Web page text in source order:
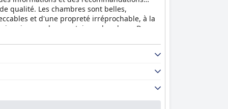
qualité. Les chambres sont belles,
et d'une propreté irréprochable, à la
spa dans certaines chambres. Dans
faisant de leur séjour une expérience